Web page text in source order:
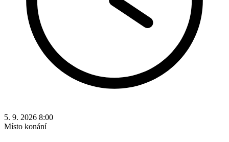
5. 9. 2026 8:00
Místo konání